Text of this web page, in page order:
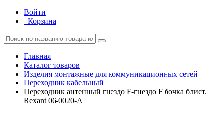
Войти
Корзина
Главная
Каталог товаров
Изделия монтажные для коммуникационных сетей
Переходник кабельный
Переходник антенный гнездо F-гнездо F бочка блист.
Rexant 06-0020-A